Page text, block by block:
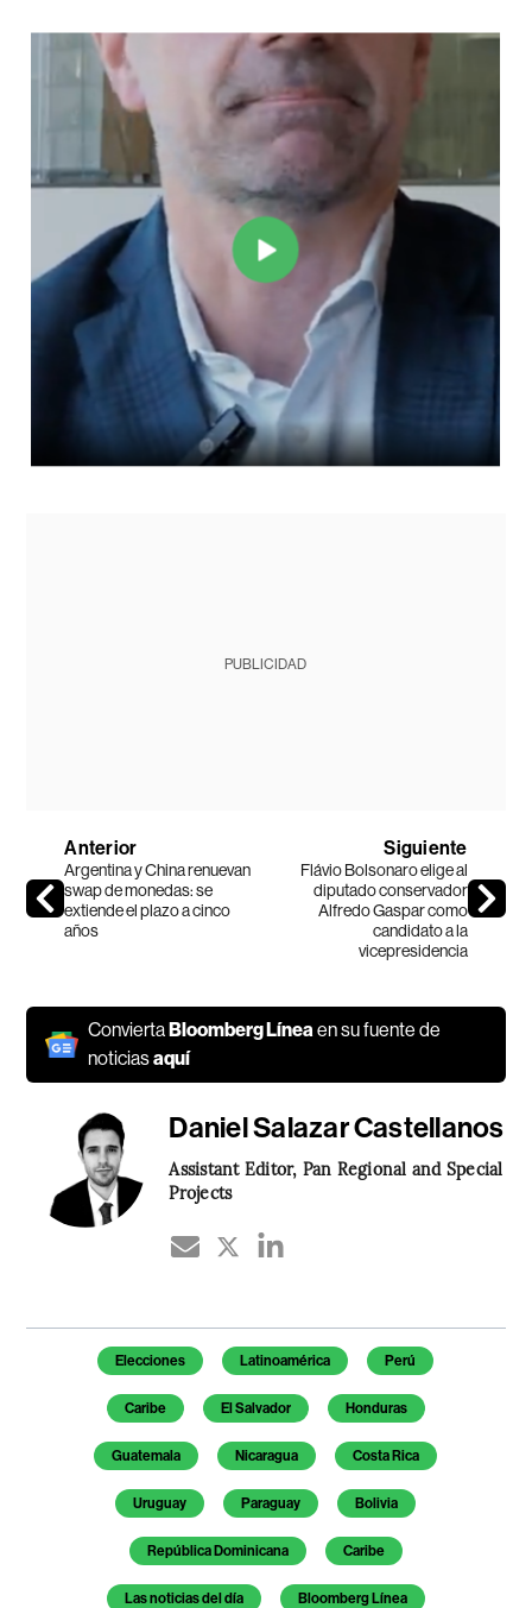
PUBLICIDAD
Anterior
Argentina y China renuevan
swap de monedas: se
extiende el plazo a cinco
años
Siguiente
Flávio Bolsonaro elige al
diputado conservador
Alfredo Gaspar como
candidato a la
vicepresidencia
ConviertaBloomberg Líneaen su fuente de
noticiasaquí
Daniel Salazar Castellanos
Assistant Editor, Pan Regional and Special
Projects
Temas de este artículo
Elecciones Latinoamérica Perú
Caribe El Salvador Honduras
Guatemala Nicaragua Costa Rica
Uruguay Paraguay Bolivia
República Dominicana Caribe
Las noticias del día Bloomberg Línea